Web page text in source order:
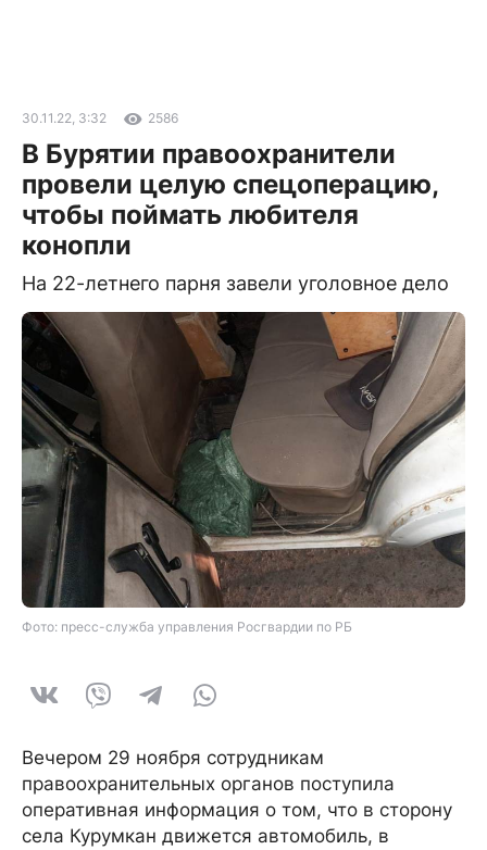
30.11.22, 3:32 2586
В Бурятии правоохранители
провели целую спецоперацию,
чтобы поймать любителя
конопли
На 22-летнего парня завели уголовное дело
Фото: пресс-служба управления Росгвардии по РБ
Вечером 29 ноября сотрудникам
правоохранительных органов поступила
оперативная информация о том, что в сторону
села Курумкан движется автомобиль, в